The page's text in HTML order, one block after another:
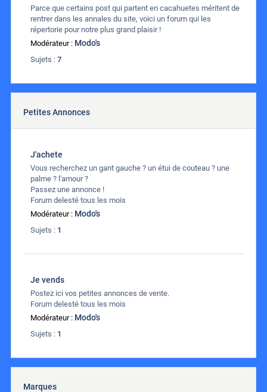
Parce que certains post qui partent en cacahuetes méritent de
rentrer dans les annales du site, voici un forum qui les
répertorie pour notre plus grand plaisir !
Modérateur : Modo's
Sujets : 7
Petites Annonces
J'achete
Vous recherchez un gant gauche ? un étui de couteau ? une
palme ? l'amour ?
Passez une annonce !
Forum delesté tous les mois
Modérateur : Modo's
Sujets : 1
Je vends
Postez ici vos petites annonces de vente.
Forum delesté tous les mois
Modérateur : Modo's
Sujets : 1
Marques